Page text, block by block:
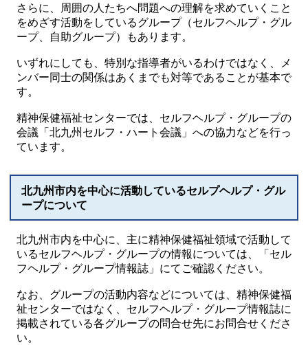
さらに、周囲の人たちへ問題への理解を求めていくこと
をめざす活動をしているグループ（セルフヘルプ・グル
ープ、自助グループ）もあります。
いずれにしても、特別な指導者がいるわけではなく、メ
ンバー同士の関係はあくまでも対等であることが基本で
す。
精神保健福祉センターでは、セルフヘルプ・グループの
会議「北九州セルフ・ハート会議」への協力などを行っ
ています。
北九州市内を中心に活動しているセルプヘルプ・グル
ープについて
北九州市内を中心に、主に精神保健福祉領域で活動して
いるセルフヘルプ・グループの情報については、「セル
フヘルプ・グループ情報誌」にてご確認ください。
なお、グループの活動内容などについては、精神保健福
祉センターではなく、セルフヘルプ・グループ情報誌に
掲載されている各グループの問合せ先にお問合せくださ
い。